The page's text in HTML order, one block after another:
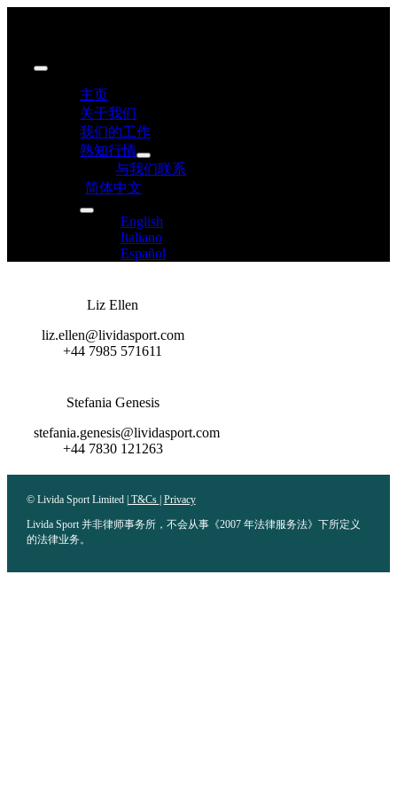
Toggle
Navigation主页
关于我们
我们的工作
熟知行情
与我们联系
简体中文
English
Italiano
Español
Liz Ellen
liz.ellen@lividasport.com
+44 7985 571611
Stefania Genesis
stefania.genesis@lividasport.com
+44 7830 121263
© Livida Sport Limited |T&Cs | Privacy
Livida Sport 并非律师事务所，不会从事《2007 年法律服务法》下所定义
的法律业务。